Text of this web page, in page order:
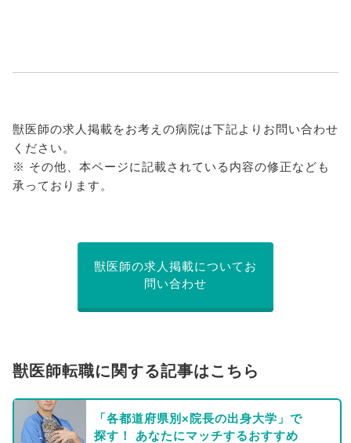
獣医師の求人掲載をお考えの病院は下記よりお問い合わせ
ください。
※ その他、本ページに記載されている内容の修正なども
承っております。
獣医師の求人掲載についてお
問い合わせ
獣医師転職に関する記事はこちら
「各都道府県別×院長の出身大学」で
探す！ あなたにマッチするおすすめ